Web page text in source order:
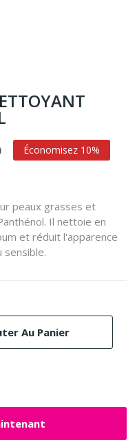
Économisez 10%
peaux grasses et
Il nettoie en
et réduit l'apparence
sensible.
Au Panier